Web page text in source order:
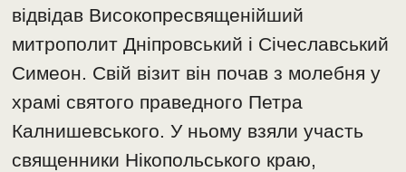
відвідав Високопресвященійший
митрополит Дніпровський і Січеславський
Симеон. Свій візит він почав з молебня у
храмі святого праведного Петра
Калнишевського. У ньому взяли участь
священники Нікопольського краю,